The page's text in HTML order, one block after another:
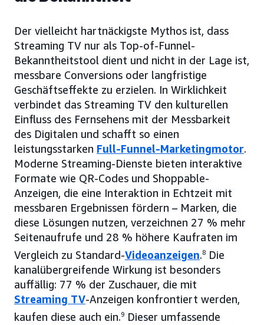
Der vielleicht hartnäckigste Mythos ist, dass
Streaming TV nur als Top-of-Funnel-
Bekanntheitstool dient und nicht in der Lage ist,
messbare Conversions oder langfristige
Geschäftseffekte zu erzielen. In Wirklichkeit
verbindet das Streaming TV den kulturellen
Einfluss des Fernsehens mit der Messbarkeit
des Digitalen und schafft so einen
leistungsstarken Full-Funnel-Marketingmotor.
Moderne Streaming-Dienste bieten interaktive
Formate wie QR-Codes und Shoppable-
Anzeigen, die eine Interaktion in Echtzeit mit
messbaren Ergebnissen fördern – Marken, die
diese Lösungen nutzen, verzeichnen 27 % mehr
Seitenaufrufe und 28 % höhere Kaufraten im
Vergleich zu Standard-Videoanzeigen.8 Die
kanalübergreifende Wirkung ist besonders
auffällig: 77 % der Zuschauer, die mit
Streaming TV-Anzeigen konfrontiert werden,
kaufen diese auch ein.9 Dieser umfassende